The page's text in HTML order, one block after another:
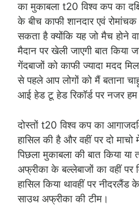
का मुकाबला t20 विश्व कप का
के बीच काफी शानदार एवं
सकता है क्योंकि यह जो मैच होने
मैदान पर खेली जाएगी बात किया
गेंदबाजों को काफी ज्यादा मदद
से पहले आप लोगों को मैं बताना
आई हेड टू हेड रिकॉर्ड पर नजर
दोस्तों t20 विश्व कप का
हासिल की है और वहीं पर दो माचो
पिछला मुकाबला की बात किया या
अफ्रीका के बल्लेबाजों का वहीं पर
हासिल किया थावहीं पर नीदरलैंड
साउथ अफ्रीका की टीम।